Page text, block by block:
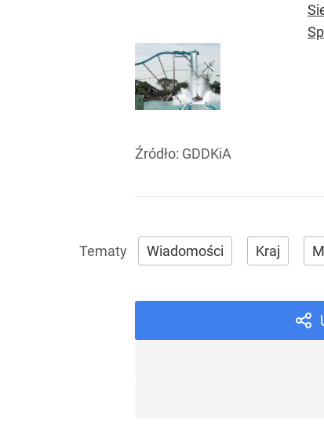
Źródło: GDDKiA
Wiadomości Kraj